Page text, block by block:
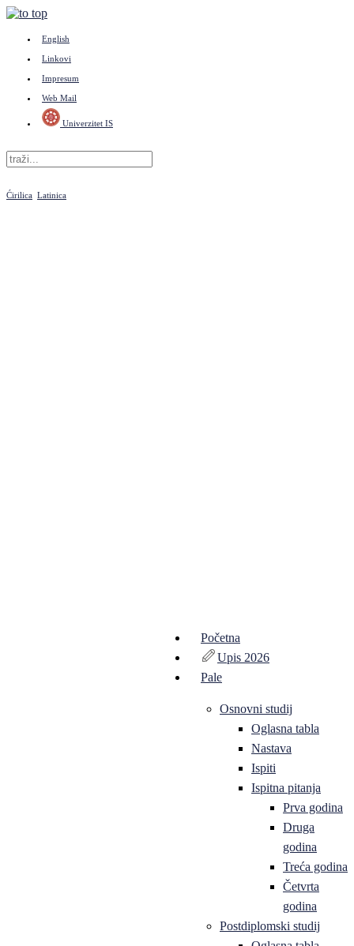
English
Linkovi
Impresum
Web Mail
Univerzitet IS
Ćirilica Latinica
Početna
Upis 2026
Pale
Osnovni studij
Oglasna tabla
Nastava
Ispiti
Ispitna pitanja
Prva godina
Druga
godina
Treća godina
Četvrta
godina
Postdiplomski studij